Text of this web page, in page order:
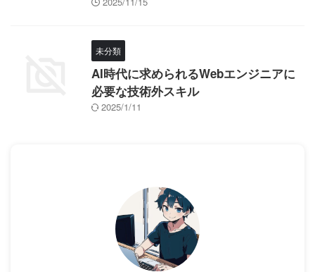
未分類
AI時代に求められるWebエンジニアに
必要な技術外スキル
2025/1/11